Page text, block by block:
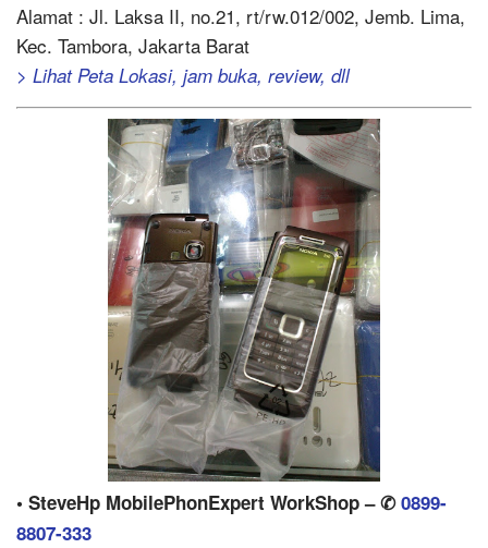
Alamat : Jl. Laksa II, no.21, rt/rw.012/002, Jemb. Lima,
Kec. Tambora, Jakarta Barat
> Lihat Peta Lokasi, jam buka, review, dll
• SteveHp MobilePhonExpert WorkShop – ✆0899-
8807-333